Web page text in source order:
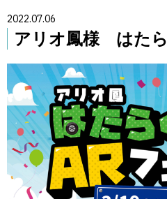
2022.07.06
アリオ鳳様 はた